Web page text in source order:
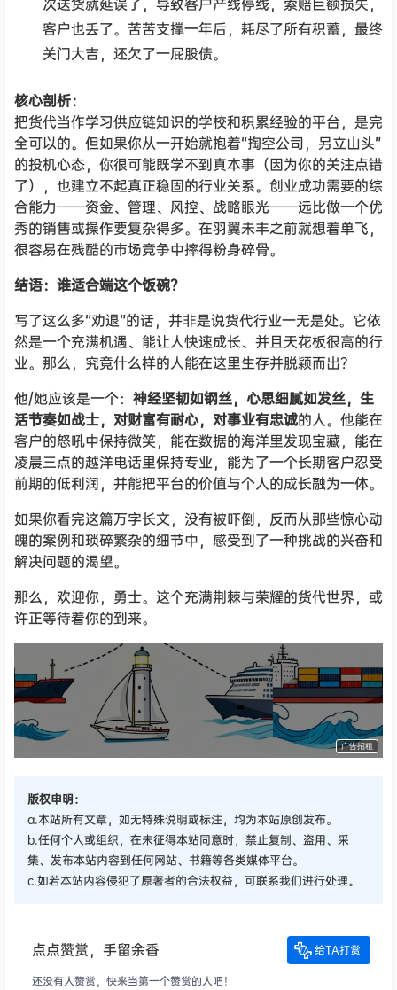
客户也丢了。苦苦支撑一年后，耗尽了所有积蓄，最终
关门大吉，还欠了一屁股债。
核心剖析：
把货代当作学习供应链知识的学校和积累经验的平台，是完
全可以的。但如果你从一开始就抱着“掏空公司，另立山头”
的投机心态，你很可能既学不到真本事（因为你的关注点错
了），也建立不起真正稳固的行业关系。创业成功需要的综
合能力——资金、管理、风控、战略眼光——远比做一个优
秀的销售或操作要复杂得多。在羽翼未丰之前就想着单飞，
很容易在残酷的市场竞争中摔得粉身碎骨。
结语：谁适合端这个饭碗？
写了这么多“劝退”的话，并非是说货代行业一无是处。它依
然是一个充满机遇、能让人快速成长、并且天花板很高的行
业。那么，究竟什么样的人能在这里生存并脱颖而出？
他/她应该是一个： 神经坚韧如钢丝，心思细腻如发丝，生
活节奏如战士，对财富有耐心，对事业有忠诚的人。他能在
客户的怒吼中保持微笑，能在数据的海洋里发现宝藏，能在
凌晨三点的越洋电话里保持专业，能为了一个长期客户忍受
前期的低利润，并能把平台的价值与个人的成长融为一体。
如果你看完这篇万字长文，没有被吓倒，反而从那些惊心动
魄的案例和琐碎繁杂的细节中，感受到了一种挑战的兴奋和
解决问题的渴望。
那么，欢迎你，勇士。这个充满荆棘与荣耀的货代世界，或
许正等待着你的到来。
货代QA社·让货代之路更简单！
广告招租
版权申明：
a.本站所有文章，如无特殊说明或标注，均为本站原创发布。
b.任何个人或组织，在未征得本站同意时，禁止复制、盗用、采
集、发布本站内容到任何网站、书籍等各类媒体平台。
c.如若本站内容侵犯了原著者的合法权益，可联系我们进行处理。
点点赞赏，手留余香 给TA打赏
还没有人赞赏，快来当第一个赞赏的人吧！